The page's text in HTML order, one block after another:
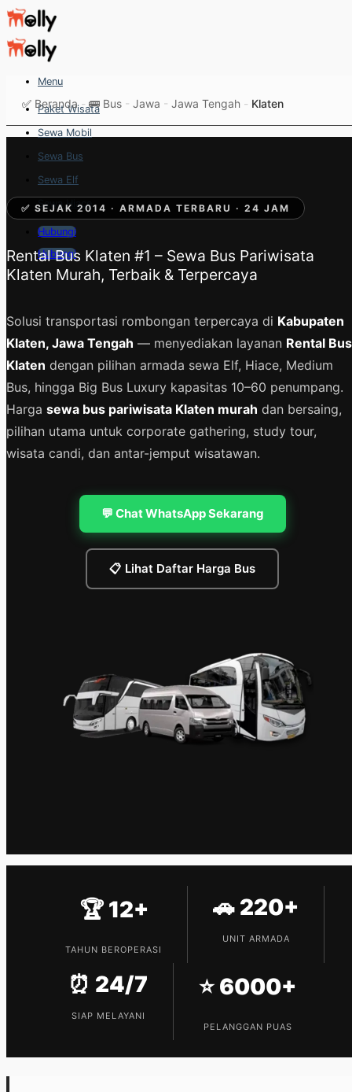
Skip
to
content
Menu
Paket Wisata
Sewa Mobil
Sewa Bus
Sewa Elf
Sewa Hiace
Hubungi
Hubungi
✅ Beranda- 🚌 Bus - Jawa - Jawa Tengah - Klaten
✅ SEJAK 2014 · ARMADA TERBARU · 24 JAM
Rental Bus Klaten #1 – Sewa Bus Pariwisata
Klaten Murah, Terbaik & Terpercaya
Solusi transportasi rombongan terpercaya di Kabupaten
Klaten, Jawa Tengah — menyediakan layanan Rental Bus
Klaten dengan pilihan armada sewa Elf, Hiace, Medium
Bus, hingga Big Bus Luxury kapasitas 10–60 penumpang.
Harga sewa bus pariwisata Klaten murah dan bersaing,
pilihan utama untuk corporate gathering, study tour,
wisata candi, dan antar-jemput wisatawan.
💬 Chat WhatsApp Sekarang
📋 Lihat Daftar Harga Bus
🏆 12+
TAHUN BEROPERASI
🚗 220+
UNIT ARMADA
⏰ 24/7
SIAP MELAYANI
⭐ 6000+
PELANGGAN PUAS